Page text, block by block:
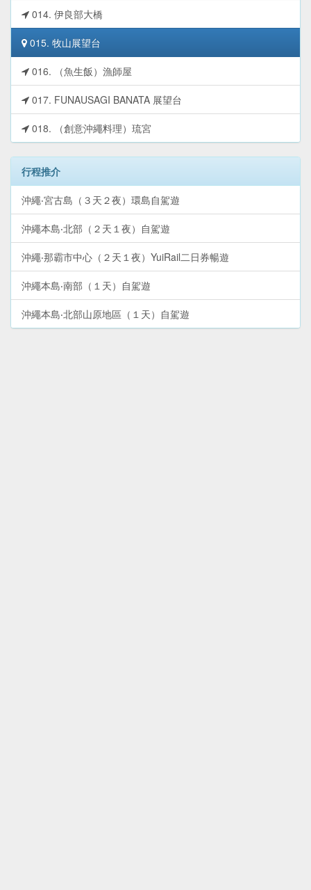
014. 伊良部大橋
015. 牧山展望台
016. （魚生飯）漁師屋
017. FUNAUSAGI BANATA 展望台
018. （創意沖繩料理）琉宮
行程推介
沖繩‧宮古島（３天２夜）環島自駕遊
沖繩本島‧北部（２天１夜）自駕遊
沖繩‧那霸市中心（２天１夜）YuiRail二日券暢遊
沖繩本島‧南部（１天）自駕遊
沖繩本島‧北部山原地區（１天）自駕遊